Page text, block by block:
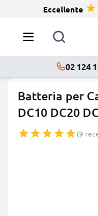
Eccellente
02 124
Batteria per
DC10 DC20
(9